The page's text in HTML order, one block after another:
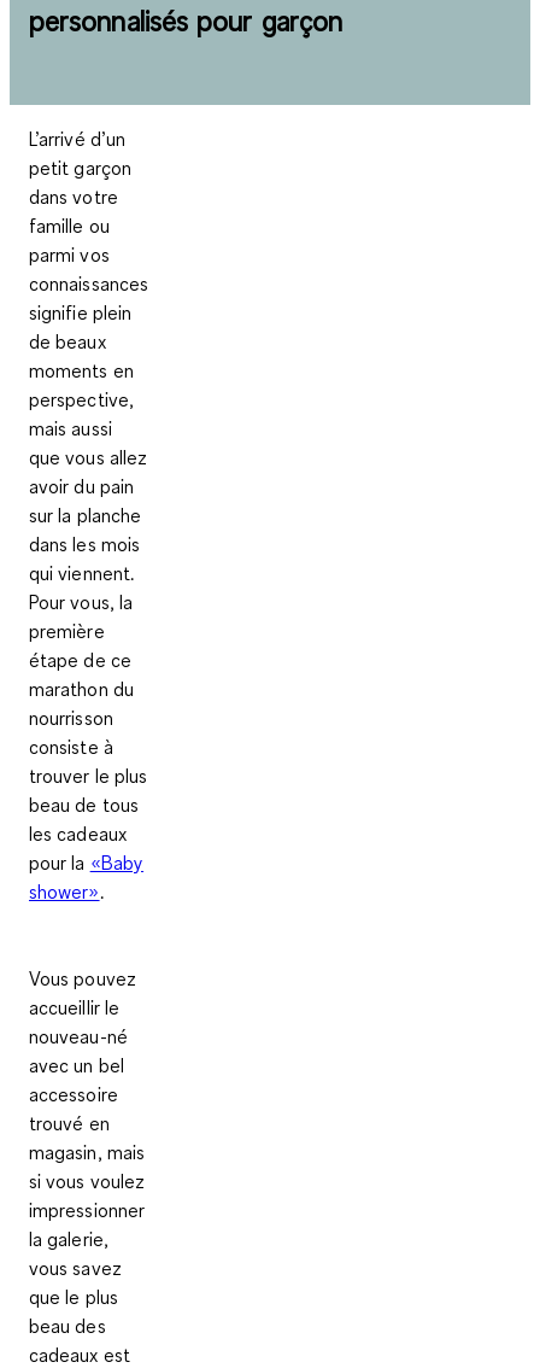
personnalisés pour garçon
L’arrivé d’un
petit garçon
dans votre
famille ou
parmi vos
connaissances
signifie plein
de beaux
moments en
perspective,
mais aussi
que vous allez
avoir du pain
sur la planche
dans les mois
qui viennent.
Pour vous, la
première
étape de ce
marathon du
nourrisson
consiste à
trouver le plus
beau de tous
les cadeaux
pour la «Baby
shower».
Vous pouvez
accueillir le
nouveau-né
avec un bel
accessoire
trouvé en
magasin, mais
si vous voulez
impressionner
la galerie,
vous savez
quele plus
beau des
cadeaux est